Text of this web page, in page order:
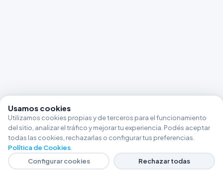
Usamos cookies
Utilizamos cookies propias y de terceros para el funcionamiento
del sitio, analizar el tráfico y mejorar tu experiencia. Podés aceptar
todas las cookies, rechazarlas o configurar tus preferencias.
Política de Cookies
Configurar cookies
Rechazar todas